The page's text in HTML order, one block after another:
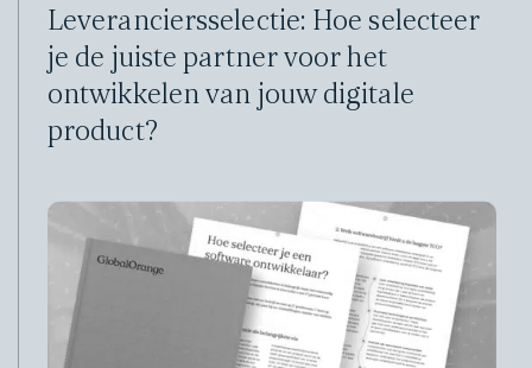
Leveranciersselectie: Hoe selecteer
je de juiste partner voor het
ontwikkelen van jouw digitale
product?